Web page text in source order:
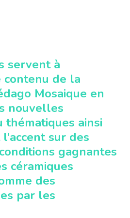
servent à
de la
Mosaique en
nouvelles
thématiques ainsi
sur des
gagnantes
céramiques
des
par les